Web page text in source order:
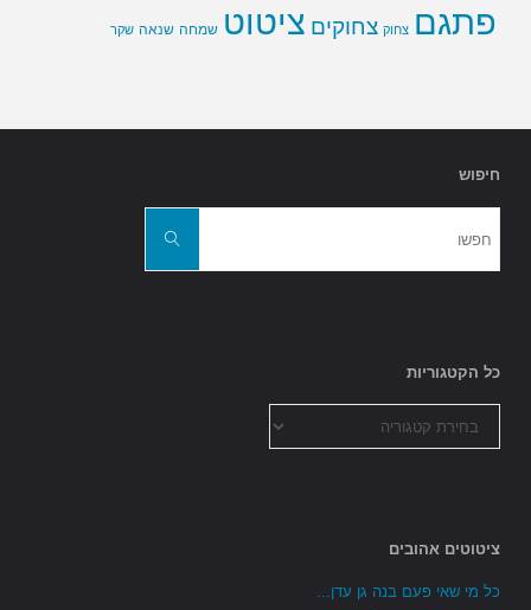
פתגם צחוק צחוקים ציטוט שמחה שנאה שקר
חיפוש
חפשו
כל הקטגוריות
הקטגוריות
ציטוטים אהובים
כל מי שאי פעם בנה גן עדן...